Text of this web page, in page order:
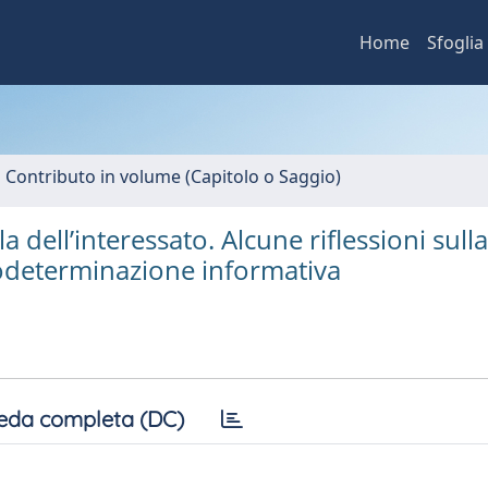
Home Sfoglia
Contributo in volume (Capitolo o Saggio)
dell’interessato. Alcune riflessioni sulla
informativa
completa (DC)